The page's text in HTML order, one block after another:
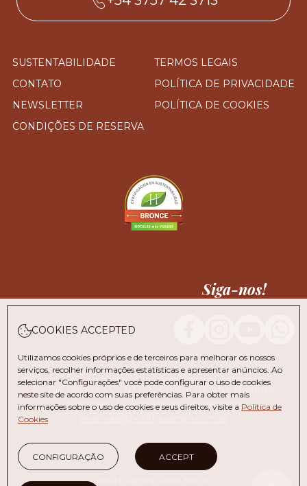
SUSTENTABILIDADE
CONTATO
NEWSLETTER
CONDIÇÕES DE RESERVA
TERMOS LEGAIS
POLÍTICA DE PRIVACIDADE
POLÍTICA DE COOKIES
Siga-nos!
Av. Río Paraná 337, N3370 Puerto Iguazú, Misiones,
Argentina Puerto Iguazú (Argentina)
COOKIES ACCEPTED
Utilizamos cookies próprios e de terceiros para melhorar os nossos
serviços, recolher informações estatísticas e apresentar anúncios. Ao
selecionar "Configurações" você pode configurar o uso de cookies
neste site de acordo com suas preferências. Para obter mais
informações sobre o uso de cookies e seus direitos, visite a Política de
Cookies
CONFIGURAÇÃO ACCEPT